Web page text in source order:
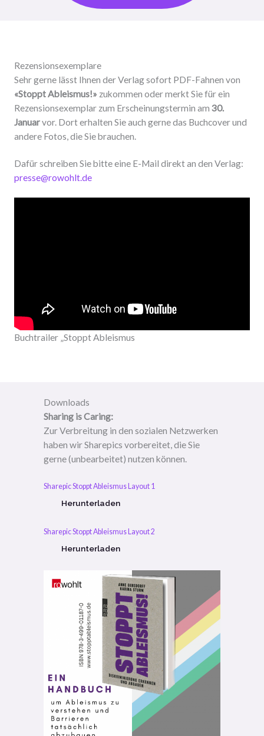
Rezensionsexemplare
Sehr gerne lässt Ihnen der Verlag sofort PDF-Fahnen von
«Stoppt Ableismus!» zukommen oder merkt Sie für ein
Rezensionsexemplar zum Erscheinungstermin am 30.
Januarvor. Dort erhalten Sie auch gerne das Buchcover und
andere Fotos, die Sie brauchen.
Dafür schreiben Sie bitte eine E-Mail direkt an den Verlag:
presse@rowohlt.de
Buchtrailer „Stoppt Ableismus
Downloads
Sharing is Caring:
Zur Verbreitung in den sozialen Netzwerken
haben wir Sharepics vorbereitet, die Sie
gerne (unbearbeitet) nutzen können.
Sharepic Stoppt Ableismus Layout 1
Herunterladen
Sharepic Stoppt Ableismus Layout 2
Herunterladen